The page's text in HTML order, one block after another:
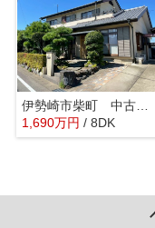
伊勢崎市柴町 中古住宅
1,690万円 / 8DK